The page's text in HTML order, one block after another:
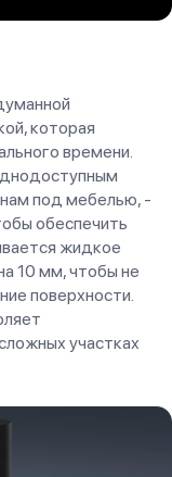
которая
времени.
под мебелью, -
обеспечить
жидкое
10 мм, чтобы не
поверхности.
участках